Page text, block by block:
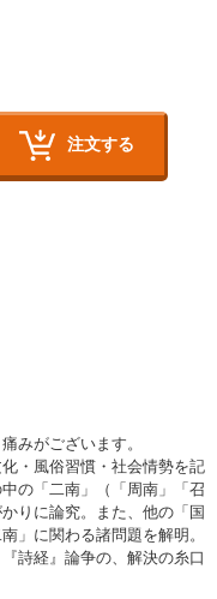
注文する
みがございます。
・風俗習慣・社会情勢を記
の「二南」（「周南」「召
りに論究。また、他の「国
」に関わる諸問題を解明。
詩経』論争の、解決の糸口